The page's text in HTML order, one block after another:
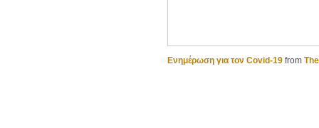
Ενημέρωση για τον Covid-19 from